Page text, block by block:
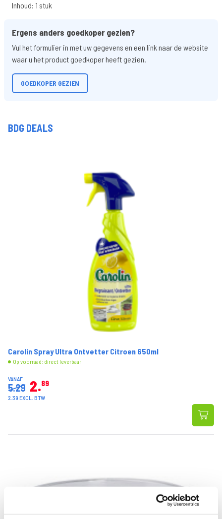
Inhoud: 1 stuk
Ergens anders goedkoper gezien?
Vul het formulier in met uw gegevens en een link naar de website
waar u het product goedkoper heeft gezien.
GOEDKOPER GEZIEN
BDG DEALS
Carolin Spray Ultra Ontvetter Citroen 650ml
Op voorraad: direct leverbaar
VANAF
5.29 2 89
2.39 EXCL. BTW